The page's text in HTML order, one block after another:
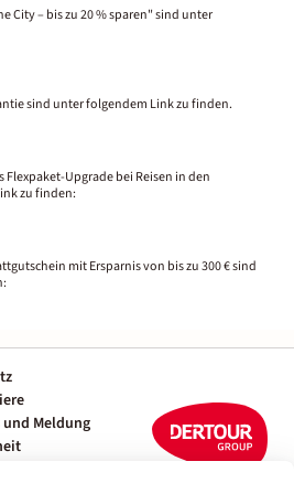
City – bis zu 20 % sparen" sind unter
sind unter folgendem Link zu finden.
Upgrade bei Reisen in den
zu finden:
mit Ersparnis von bis zu 300 € sind
Meldung